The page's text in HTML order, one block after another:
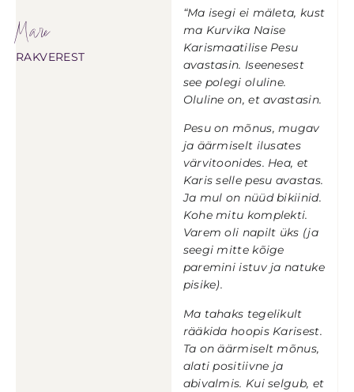
Mare
RAKVEREST
“Ma isegi ei mäleta, kust
ma Kurvika Naise
Karismaatilise Pesu
avastasin. Iseenesest
see polegi oluline.
Oluline on, et avastasin.
Pesu on mõnus, mugav
ja äärmiselt ilusates
värvitoonides. Hea, et
Karis selle pesu avastas.
Ja mul on nüüd bikiinid.
Kohe mitu komplekti.
Varem oli napilt üks (ja
seegi mitte kõige
paremini istuv ja natuke
pisike).
Ma tahaks tegelikult
rääkida hoopis Karisest.
Ta on äärmiselt mõnus,
alati positiivne ja
abivalmis. Kui selgub, et